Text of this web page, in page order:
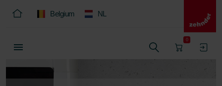
Belgium NL
0